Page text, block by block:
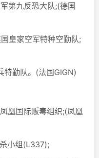
九反恐大队;(德国
家空军特种空勤队;
勤队。(法国GIGN)
国际贩毒组织;(凤凰
小组(L337);